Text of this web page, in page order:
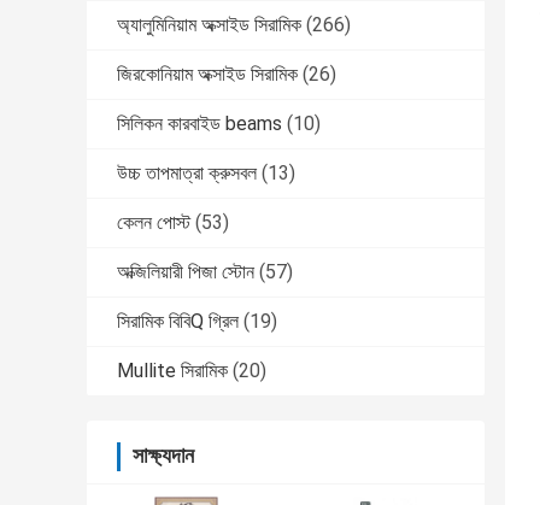
অ্যালুমিনিয়াম অক্সাইড সিরামিক (266)
জিরকোনিয়াম অক্সাইড সিরামিক (26)
সিলিকন কারবাইড beams (10)
উচ্চ তাপমাত্রা ক্রুসবল (13)
কেলন পোস্ট (53)
অক্জিলিয়ারী পিজা স্টোন (57)
সিরামিক বিবিQ গ্রিল (19)
Mullite সিরামিক (20)
সাক্ষ্যদান